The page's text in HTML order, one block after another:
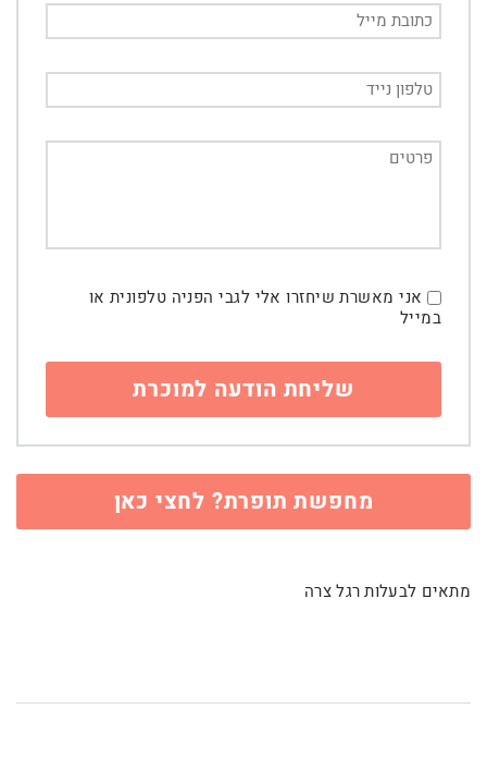
אני מאשרת שיחזרו אלי לגבי הפניה טלפונית או
במייל
מחפשת תופרת? לחצי כאן
מתאים לבעלות רגל צרה